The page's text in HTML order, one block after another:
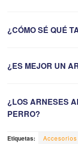
¿CÓMO SÉ QUÉ
¿ES MEJOR UN
¿LOS ARNESES
PERRO?
Etiquetas: